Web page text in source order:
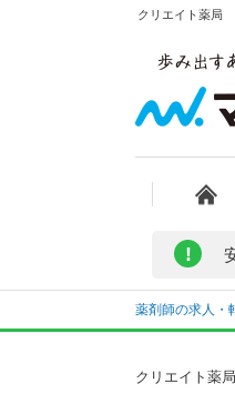
クリエイト薬局
!
薬剤師の求人・
クリエイト薬